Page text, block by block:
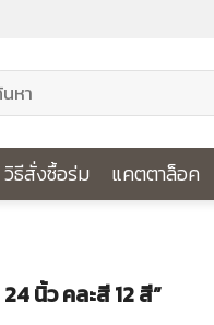
:
วิธีสั่งซื้อร่ม แคตตาล็อค
นิ้ว คละสี 12 สี”